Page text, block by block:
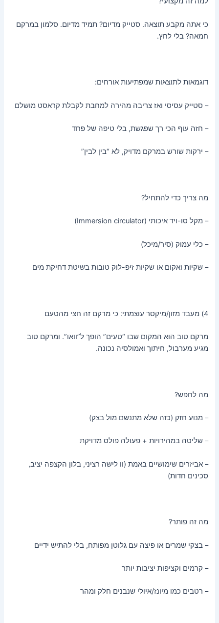
כי אתה מקבע תוצאה. סטייק מדיום? תמיד מדיום. סלמון במרקם
חמאה? בלי לחץ.
דוגמאות לתוצאות שמפתיעות אורחים:
– סטייק עסיסי ואז צריבה מהירה למחבת לקבלת קראסט מושלם
– חזה עוף הכי רך שפגשת, בלי טיפה של פחד
– ירקות שורש במרקם מדויק, לא “בין לבין”
מה צריך כדי להתחיל?
– מקל סו-ויד איכותי (Immersion circulator)
– כלי עמוק (סיר/מיכל)
– שקיות ואקום או שקיות זיפ-לוק טובות בשיטת דחיקת מים
4) מעבד מזון/מיקסר עוצמתי: כי מרקם זה חצי מהטעם
מרקם טוב הוא המקום שבו “טעים” הופך ל”וואו”. ומרקם טוב
מגיע מערבול, חיתוך ואמולסיה נכונה.
מה לחפש?
– מנוע חזק (כזה שלא מתנשם מול בצק)
– שליטה במהירויות + פעולה פולס מדויקת
– אביזרים שימושיים באמת (וו לישה רציני, בלון הקצפה יציב,
סכינים חדות)
מה זה פותר?
– בצקי שמרים או פיצה עם גלוטן מפותח, בלי להתיש ידיים
– קרמים וקציפות יציבות יותר
– רטבים כמו מיונז/איולי שנבנים חלק ומהר